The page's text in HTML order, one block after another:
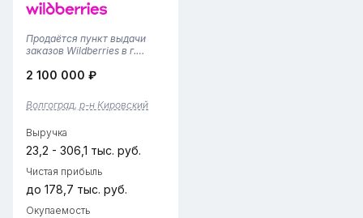
Продаётся пункт выдачи
заказов Wildberries в г.
расположен в Кировском
месте с высокой
проходимостью за счёт
активного пешех...
2 100 000 ₽
Волгоград, р-н Кировский
Выручка
23,2 - 306,1 тыс. руб.
Чистая прибыль
до 178,7 тыс. руб.
Окупаемость